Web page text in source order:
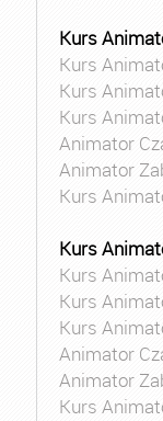
Kurs
Kurs
Kurs
Kurs
Animator
Animator
Kurs
Kurs
Kurs
Kurs
Kurs
Animator
Animator
Kurs